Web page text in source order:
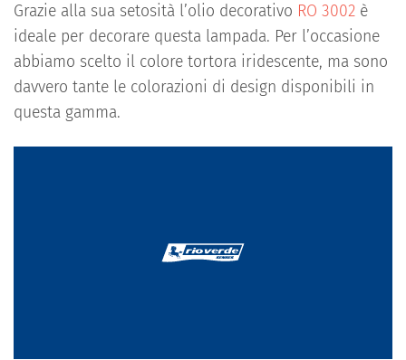
Grazie alla sua setosità l’olio decorativo RO 3002 è
ideale per decorare questa lampada. Per l’occasione
abbiamo scelto il colore tortora iridescente, ma sono
davvero tante le colorazioni di design disponibili in
questa gamma.